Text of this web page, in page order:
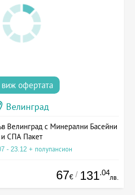
виж офертата
Велинград
Велинград с Минерални Басейни
и СПА Пакет
- 23.12 + полупансион
67€ / 131.04
лв.